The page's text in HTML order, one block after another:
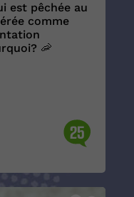
est pêchée au
comme
🦐
25